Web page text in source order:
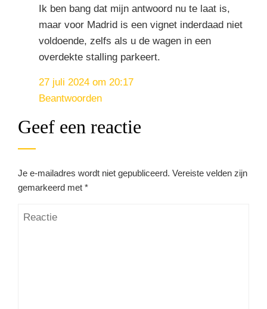
Ik ben bang dat mijn antwoord nu te laat is,
maar voor Madrid is een vignet inderdaad niet
voldoende, zelfs als u de wagen in een
overdekte stalling parkeert.
27 juli 2024 om 20:17
Beantwoorden
Geef een reactie
Je e-mailadres wordt niet gepubliceerd. Vereiste velden zijn
gemarkeerd met *